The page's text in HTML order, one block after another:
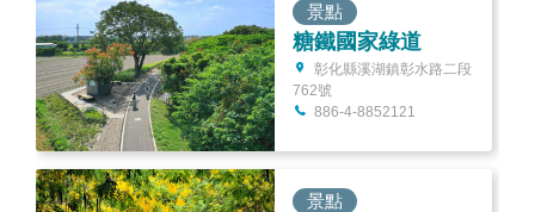
景點
糖鐵國家綠道
彰化縣溪湖鎮彰水路二段
762號
886-4-8852121
景點